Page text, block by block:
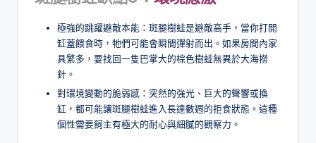
極強的跳躍避敵本能：斑腿樹蛙是避敵高手，當你打開
缸蓋餵食時，牠們可能會瞬間彈射而出。如果房間內家
具繁多，要找回一隻巴掌大的棕色樹蛙無異於大海撈
針。
對環境變動的脆弱感：突然的強光、巨大的聲響或換
缸，都可能讓斑腿樹蛙進入長達數週的拒食狀態。這種
個性需要飼主有極大的耐心與細膩的觀察力。